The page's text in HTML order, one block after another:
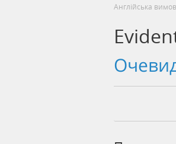
Англійська